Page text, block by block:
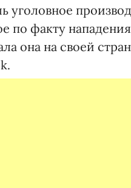
уголовное
по факту
она на своей